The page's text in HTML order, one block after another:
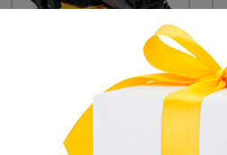
CUB CADET
Trattorino rasaerba a
scoppio LT3 R102